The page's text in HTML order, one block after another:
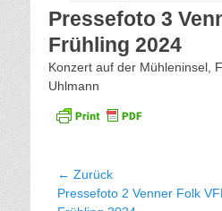
Pressefoto 3
Frühling 2024
Konzert auf der Mühleninsel,
Uhlmann
Beitragsnavigation
← Zurück
Vorhergehender
Pressefoto 2 Venner Folk